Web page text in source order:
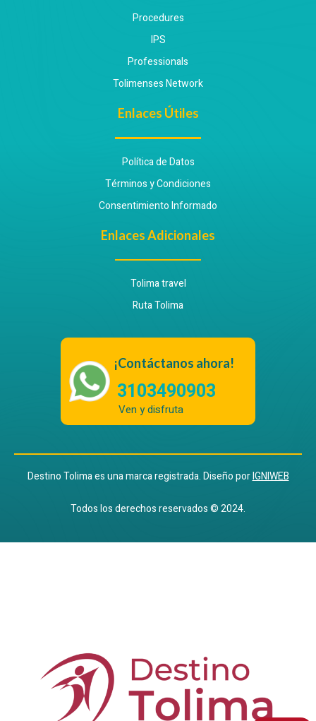
Procedures
IPS
Professionals
Tolimenses Network
Enlaces Útiles
Política de Datos
Términos y Condiciones
Consentimiento Informado
Enlaces Adicionales
Tolima travel
Ruta Tolima
¡Contáctanos ahora!
3103490903
Ven y disfruta
Destino Tolima es una marca registrada. Diseño porIGNIWEB
Todos los derechos reservados © 2024.